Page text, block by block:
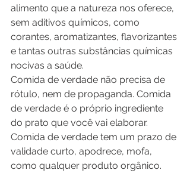
alimento que a natureza nos oferece,
sem aditivos químicos, como
corantes, aromatizantes, flavorizantes
e tantas outras substâncias químicas
nocivas a saúde.
Comida de verdade não precisa de
rótulo, nem de propaganda. Comida
de verdade é o próprio ingrediente
do prato que você vai elaborar.
Comida de verdade tem um prazo de
validade curto, apodrece, mofa,
como qualquer produto orgânico.